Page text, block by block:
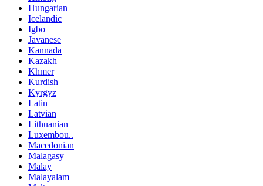
Hungarian
Icelandic
Igbo
Javanese
Kannada
Kazakh
Khmer
Kurdish
Kyrgyz
Latin
Latvian
Lithuanian
Luxembou..
Macedonian
Malagasy
Malay
Malayalam